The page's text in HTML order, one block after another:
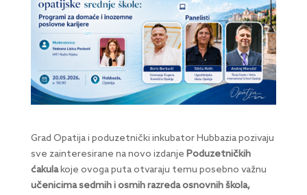
Grad Opatija i poduzetnički inkubator Hubbazia pozivaju
sve zainteresirane na novo izdanje Poduzetničkih
ćakulakoje ovoga puta otvaraju temu posebno važnu
učenicima sedmih i osmih razreda osnovnih škola,